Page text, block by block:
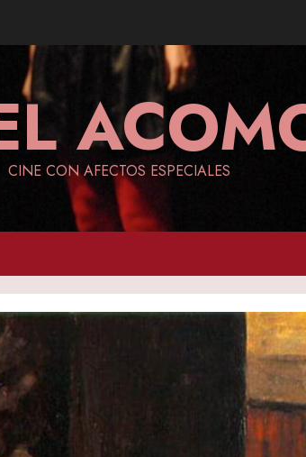
CINE CON AFECTOS ESPECIALES